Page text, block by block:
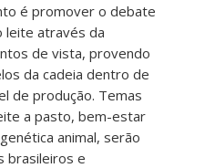
é promover o debate
leite através da
de vista, provendo
da cadeia dentro de
de produção. Temas
a pasto, bem-estar
animal, serão
brasileiros e